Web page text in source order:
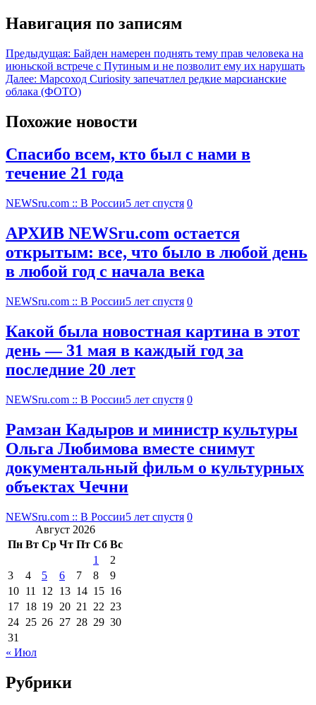
Навигация по записям
Предыдущая: Байден намерен поднять тему прав человека на
июньской встрече с Путиным и не позволит ему их нарушать
Далее: Марсоход Curiosity запечатлел редкие марсианские
облака (ФОТО)
Похожие новости
Спасибо всем, кто был с нами в
течение 21 года
NEWSru.com :: В России5 лет спустя 0
АРХИВ NEWSru.com остается
открытым: все, что было в любой день
в любой год с начала века
NEWSru.com :: В России5 лет спустя 0
Какой была новостная картина в этот
день — 31 мая в каждый год за
последние 20 лет
NEWSru.com :: В России5 лет спустя 0
Рамзан Кадыров и министр культуры
Ольга Любимова вместе снимут
документальный фильм о культурных
объектах Чечни
NEWSru.com :: В России5 лет спустя 0
Август 2026
Пн Вт Ср Чт Пт Сб Вс
1
2
3
4 5 6 7 8
9
10 11 12 13 14 15 16
17 18 19 20 21 22 23
24 25 26 27 28 29 30
31
« Июл
Рубрики